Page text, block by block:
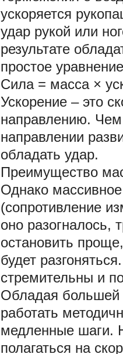
ускоряется
удар рукой или
результате
простое
Сила = масса ×
Ускорение – это
направлению.
направлении
обладать удар.
Преимущество
Однако
(сопротивление
оно разогналось,
остановить
будет
стремительны и
Обладая большей
работать
медленные шаги.
полагаться на